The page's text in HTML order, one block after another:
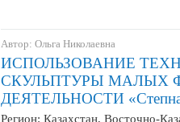
Автор: Ольга Николаевна
ИСПОЛЬЗОВАНИЕ
СКУЛЬПТУРЫ МАЛЫХ
ДЕЯТЕЛЬНОСТИ
Регион: Казахстан, Восточно-